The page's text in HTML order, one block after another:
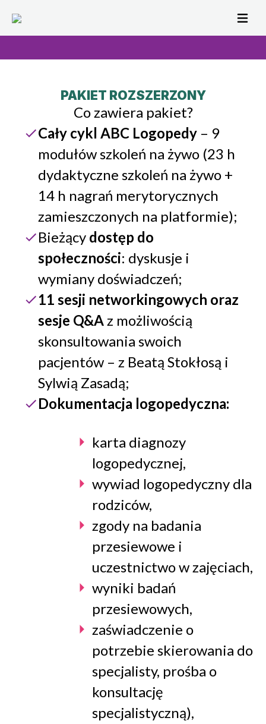
PAKIET ROZSZERZONY
Co zawiera pakiet?
Cały cykl ABC Logopedy – 9
modułów szkoleń na żywo (23 h
dydaktyczne szkoleń na żywo +
14 h nagrań merytorycznych
zamieszczonych na platformie);
Bieżący dostęp do
społeczności: dyskusje i
wymiany doświadczeń;
11 sesji networkingowych oraz
sesje Q&Az możliwością
skonsultowania swoich
pacjentów – z Beatą Stokłosą i
Sylwią Zasadą;
Dokumentacja logopedyczna:
karta diagnozy
logopedycznej,
wywiad logopedyczny dla
rodziców,
zgody na badania
przesiewowe i
uczestnictwo w zajęciach,
wyniki badań
przesiewowych,
zaświadczenie o
potrzebie skierowania do
specjalisty, prośba o
konsultację
specjalistyczną),